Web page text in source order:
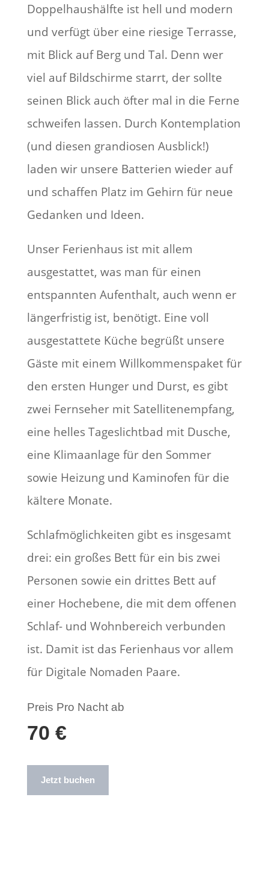
Doppelhaushälfte ist hell und modern
und verfügt über eine riesige Terrasse,
mit Blick auf Berg und Tal. Denn wer
viel auf Bildschirme starrt, der sollte
seinen Blick auch öfter mal in die Ferne
schweifen lassen. Durch Kontemplation
(und diesen grandiosen Ausblick!)
laden wir unsere Batterien wieder auf
und schaffen Platz im Gehirn für neue
Gedanken und Ideen.
Unser Ferienhaus ist mit allem
ausgestattet, was man für einen
entspannten Aufenthalt, auch wenn er
längerfristig ist, benötigt. Eine voll
ausgestattete Küche begrüßt unsere
Gäste mit einem Willkommenspaket für
den ersten Hunger und Durst, es gibt
zwei Fernseher mit Satellitenempfang,
eine helles Tageslichtbad mit Dusche,
eine Klimaanlage für den Sommer
sowie Heizung und Kaminofen für die
kältere Monate.
Schlafmöglichkeiten gibt es insgesamt
drei: ein großes Bett für ein bis zwei
Personen sowie ein drittes Bett auf
einer Hochebene, die mit dem offenen
Schlaf- und Wohnbereich verbunden
ist. Damit ist das Ferienhaus vor allem
für Digitale Nomaden Paare.
Preis Pro Nacht ab
70 €
Jetzt buchen